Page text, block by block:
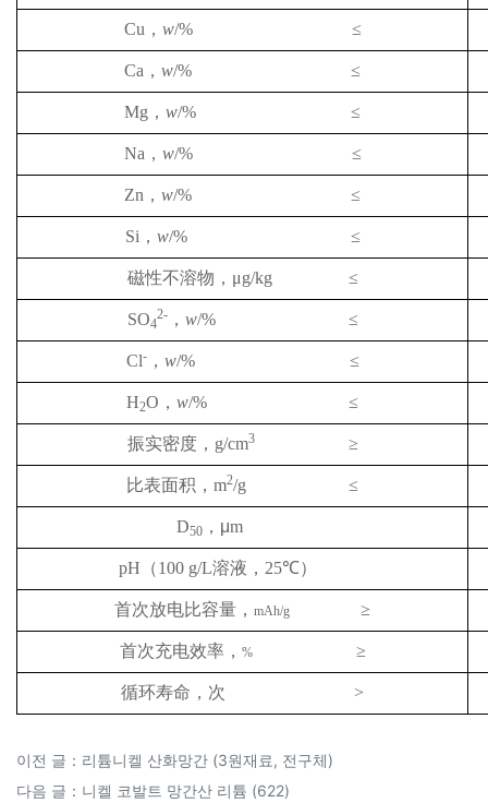
Cu ， w/% ≤
Ca ， w/% ≤
Mg ， w/% ≤
Na ， w/% ≤
Zn ， w/% ≤
Si ， w/% ≤
磁性不溶物， μg/kg ≤
SO4
2-， w/% ≤
Cl-， w/% ≤
H2O ， w/% ≤
振实密度， g/cm3 ≥
比表面积， m2/g ≤
D50 ，μm
pH （100 g/L溶液， 25℃）
首次放电比容量， mAh/g ≥
首次充电效率， % ≥
循环寿命，次 >
이전 글： 리튬니켈 산화망간 (3원재료, 전구체)
다음 글： 니켈 코발트 망간산 리튬 (622)